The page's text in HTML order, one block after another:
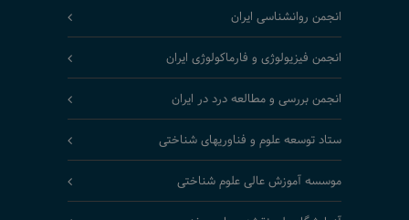
انجمن روانشناسی ایران
انجمن فیزیولوژی و فارماکولوژی ایران
انجمن بررسی و مطالعه درد در ایران
ستاد توسعه علوم و فناوریهای شناختی
موسسه آموزش عالی علوم شناختی